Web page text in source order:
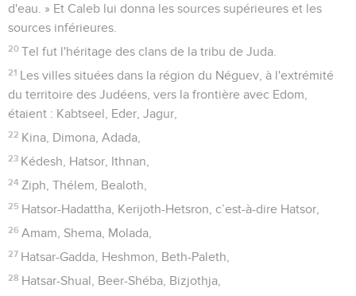
d'eau. » Et Caleb lui donna les sources supérieures et les
sources inférieures.
20 Tel fut l'héritage des clans de la tribu de Juda.
21
Les villes situées dans la région du Néguev, à l'extrémité
du territoire des Judéens, vers la frontière avec Edom,
étaient : Kabtseel, Eder, Jagur,
22 Kina, Dimona, Adada,
23 Kédesh, Hatsor, Ithnan,
24 Ziph, Thélem, Bealoth,
25 Hatsor-Hadattha, Kerijoth-Hetsron, c’est-à-dire Hatsor,
26 Amam, Shema, Molada,
27 Hatsar-Gadda, Heshmon, Beth-Paleth,
28 Hatsar-Shual, Beer-Shéba, Bizjothja,